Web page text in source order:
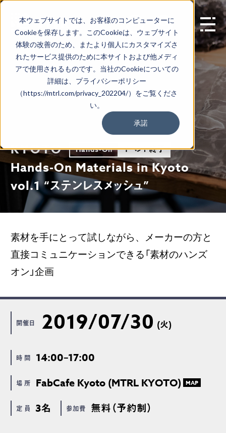
本ウェブサイトでは、お客様のコンピューターに
Cookieを保存します。このCookieは、ウェブサイト
体験の改善のため、またより個人にカスタマイズさ
れたサービス提供のために本サイトおよび他メディ
アで使用されるものです。当社のCookieについての
詳細は、プライバシーポリシー
（https://mtrl.com/privacy_202204/）をご覧くださ
い。
承諾
EN
KYOTO Hands-On イベント終了
Hands-On Materials in Kyoto
vol.1 “ステンレスメッシュ”
素材を手にとって試しながら、メーカーの方と
直接コミュニケーションできる「素材のハンズ
オン」企画
開催日 2019/07/30 (火)
時 間 14:00–17:00
場 所 FabCafe Kyoto (MTRL KYOTO) MAP
定 員 3名 参加費 無料（予約制）